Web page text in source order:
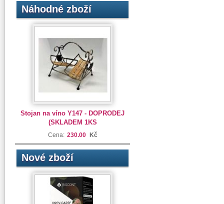
Náhodné zboží
Stojan na víno Y147 - DOPRODEJ
(SKLADEM 1KS
Cena: 230.00 Kč
Nové zboží